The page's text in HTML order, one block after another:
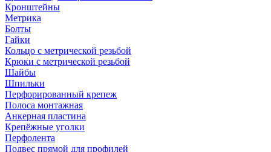
Кронштейны
Метрика
Болты
Гайки
Кольцо с метрической резьбой
Крюки с метрической резьбой
Шайбы
Шпильки
Перфорированный крепеж
Полоса монтажная
Анкерная пластина
Крепёжные уголки
Перфолента
Подвес прямой для профилей